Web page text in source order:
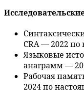
CRA — 2022
Языковые
анаграмм —
Рабочая
2024 по